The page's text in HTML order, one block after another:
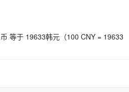
等于 19633韩元（100 CNY = 19633